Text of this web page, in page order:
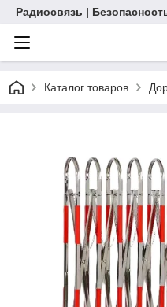
Радиосвязь |
Каталог товаров